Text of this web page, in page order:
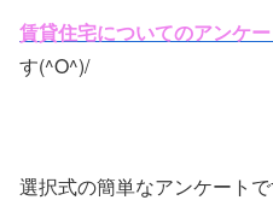
賃貸住宅についてのアンケー
す(^O^)/
選択式の簡単なアンケート